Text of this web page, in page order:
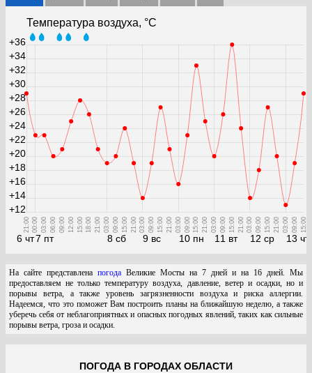
Температура воздуха, °С
6 чт
21:00
7 пт
00:00 03:00 06:00 09:00 12:00 15:00 18:00 21:00
8 сб
03:00 09:00 15:00 21:00
9 вс
03:00 09:00 15:00 21:00
10 пн
03:00 09:00 15:00 21:00
11 вт
03:00 09:00 15:00 21:00
12 ср
03:00 09:00 15:00 21:00
13 чт
03:00 09:00 15:00
+12
+14
+16
+18
+20
+22
+24
+26
+28
+30
+32
+34
+36
На сайте представлена погода Великие Мосты на 7 дней и на 16 дней. Мы
предоставляем не только температуру воздуха, давление, ветер и осадки, но и
порывы ветра, а также уровень загрязненности воздуха и риска аллергии.
Надеемся, что это поможет Вам построить планы на ближайшую неделю, а также
уберечь себя от неблагоприятных и опасных погодных явлений, таких как сильные
порывы ветра, гроза и осадки.
ПОГОДА В ГОРОДАХ ОБЛАСТИ